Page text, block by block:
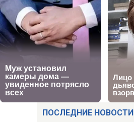
ПОСЛЕДНИЕ НОВОСТИ